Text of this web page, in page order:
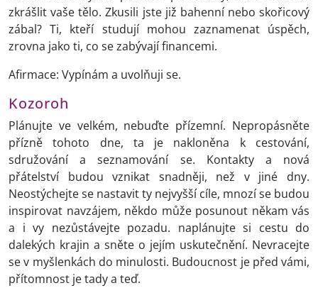
zkrášlit vaše tělo. Zkusili jste již bahenní nebo skořicový
zábal? Ti, kteří studují mohou zaznamenat úspěch,
zrovna jako ti, co se zabývají financemi.
Afirmace: Vypínám a uvolňuji se.
Kozoroh
Plánujte ve velkém, nebuďte přízemní. Nepropásněte
přízně tohoto dne, ta je nakloněna k cestování,
sdružování a seznamování se. Kontakty a nová
přátelství budou vznikat snadněji, než v jiné dny.
Neostýchejte se nastavit ty nejvyšší cíle, mnozí se budou
inspirovat navzájem, někdo může posunout někam vás
a i vy nezůstávejte pozadu. naplánujte si cestu do
dalekých krajin a sněte o jejím uskutečnění. Nevracejte
se v myšlenkách do minulosti. Budoucnost je před vámi,
přítomnost je tady a teď.